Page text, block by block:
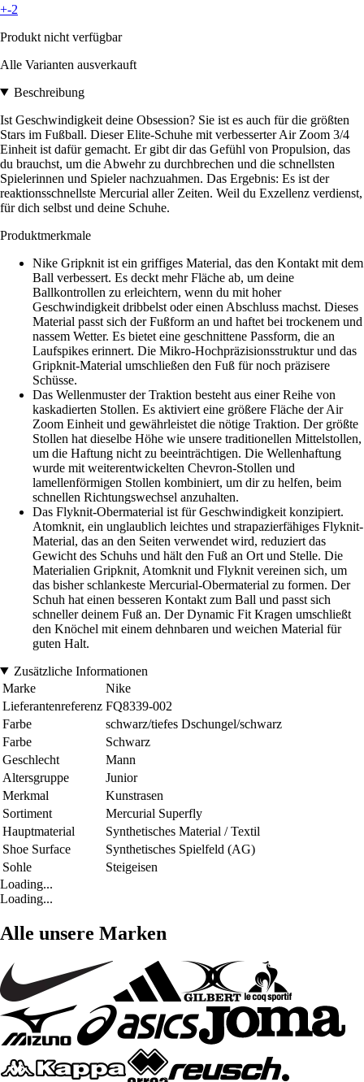
+-2
Produkt nicht verfügbar
Alle Varianten ausverkauft
Beschreibung
Ist Geschwindigkeit deine Obsession? Sie ist es auch für die größten
Stars im Fußball. Dieser Elite-Schuhe mit verbesserter Air Zoom 3/4
Einheit ist dafür gemacht. Er gibt dir das Gefühl von Propulsion, das
du brauchst, um die Abwehr zu durchbrechen und die schnellsten
Spielerinnen und Spieler nachzuahmen. Das Ergebnis: Es ist der
reaktionsschnellste Mercurial aller Zeiten. Weil du Exzellenz verdienst,
für dich selbst und deine Schuhe.
Produktmerkmale
Nike Gripknit ist ein griffiges Material, das den Kontakt mit dem
Ball verbessert. Es deckt mehr Fläche ab, um deine
Ballkontrollen zu erleichtern, wenn du mit hoher
Geschwindigkeit dribbelst oder einen Abschluss machst. Dieses
Material passt sich der Fußform an und haftet bei trockenem und
nassem Wetter. Es bietet eine geschnittene Passform, die an
Laufspikes erinnert. Die Mikro-Hochpräzisionsstruktur und das
Gripknit-Material umschließen den Fuß für noch präzisere
Schüsse.
Das Wellenmuster der Traktion besteht aus einer Reihe von
kaskadierten Stollen. Es aktiviert eine größere Fläche der Air
Zoom Einheit und gewährleistet die nötige Traktion. Der größte
Stollen hat dieselbe Höhe wie unsere traditionellen Mittelstollen,
um die Haftung nicht zu beeinträchtigen. Die Wellenhaftung
wurde mit weiterentwickelten Chevron-Stollen und
lamellenförmigen Stollen kombiniert, um dir zu helfen, beim
schnellen Richtungswechsel anzuhalten.
Das Flyknit-Obermaterial ist für Geschwindigkeit konzipiert.
Atomknit, ein unglaublich leichtes und strapazierfähiges Flyknit-
Material, das an den Seiten verwendet wird, reduziert das
Gewicht des Schuhs und hält den Fuß an Ort und Stelle. Die
Materialien Gripknit, Atomknit und Flyknit vereinen sich, um
das bisher schlankeste Mercurial-Obermaterial zu formen. Der
Schuh hat einen besseren Kontakt zum Ball und passt sich
schneller deinem Fuß an. Der Dynamic Fit Kragen umschließt
den Knöchel mit einem dehnbaren und weichen Material für
guten Halt.
Zusätzliche Informationen
Marke
Nike
Lieferantenreferenz FQ8339-002
Farbe
schwarz/tiefes Dschungel/schwarz
Farbe
Schwarz
Geschlecht
Mann
Altersgruppe
Junior
Merkmal
Kunstrasen
Sortiment
Mercurial Superfly
Hauptmaterial
Synthetisches Material / Textil
Shoe Surface
Synthetisches Spielfeld (AG)
Sohle
Steigeisen
Loading...
Loading...
Alle unsere Marken